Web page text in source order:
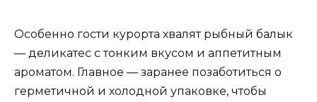
Особенно гости курорта хвалят рыбный балык
— деликатес с тонким вкусом и аппетитным
ароматом. Главное — заранее позаботиться о
герметичной и холодной упаковке, чтобы